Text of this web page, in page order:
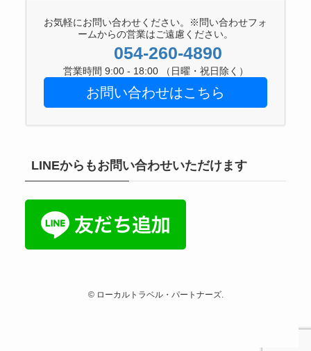
お気軽にお問い合わせください。※問い合わせフォ
ームからの営業はご遠慮ください。
054-260-4890
営業時間 9:00 - 18:00 （日曜・祝日除く）
お問い合わせはこちら
LINEからもお問い合わせいただけます
©ローカルトラベル・パートナーズ.